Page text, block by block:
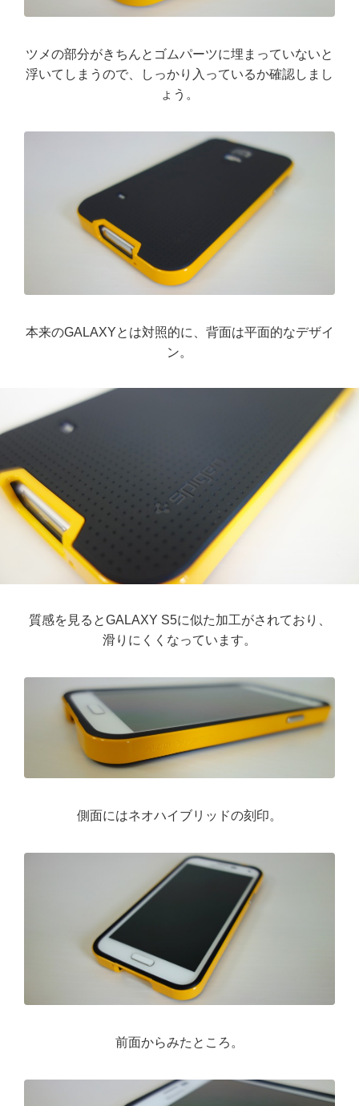
ツメの部分がきちんとゴムパーツに埋まっていないと
浮いてしまうので、しっかり入っているか確認しまし
ょう。
本来のGALAXYとは対照的に、背面は平面的なデザイ
ン。
質感を見るとGALAXY S5に似た加工がされており、
滑りにくくなっています。
側面にはネオハイブリッドの刻印。
前面からみたところ。